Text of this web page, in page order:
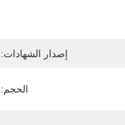
إصدار الشهادات:
الحجم: